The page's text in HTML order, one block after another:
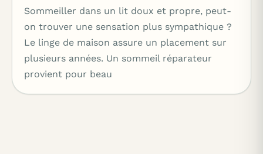
Sommeiller dans un lit doux et propre, peut-
on trouver une sensation plus sympathique ?
Le linge de maison assure un placement sur
plusieurs années. Un sommeil réparateur
provient pour beau